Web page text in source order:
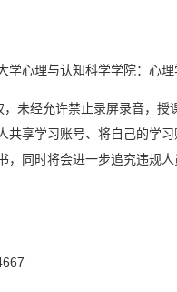
心理与认知科学学院：心理
未经允许禁止录屏录音，
共享学习账号、将自己的学
同时将会进一步追究违规